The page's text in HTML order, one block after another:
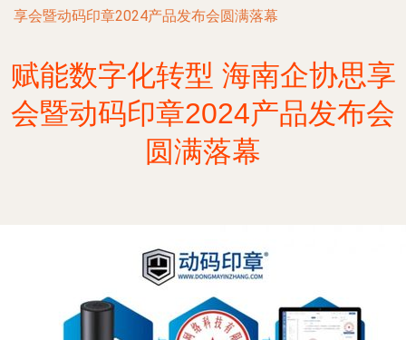
享会暨动码印章2024产品发布会圆满落幕
赋能数字化转型 海南企协思享
会暨动码印章2024产品发布会
圆满落幕